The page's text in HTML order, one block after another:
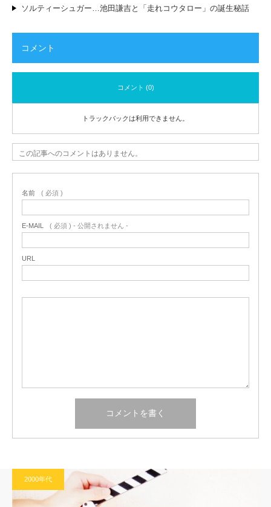
ソルティーシュガー…池田謙吉と「走れコウタロー」の誕生秘話
コメント
コメント (0)
トラックバックは利用できません。
この記事へのコメントはありません。
名前 ( 必須 )
E-MAIL ( 必須 ) - 公開されません -
URL
2000年代